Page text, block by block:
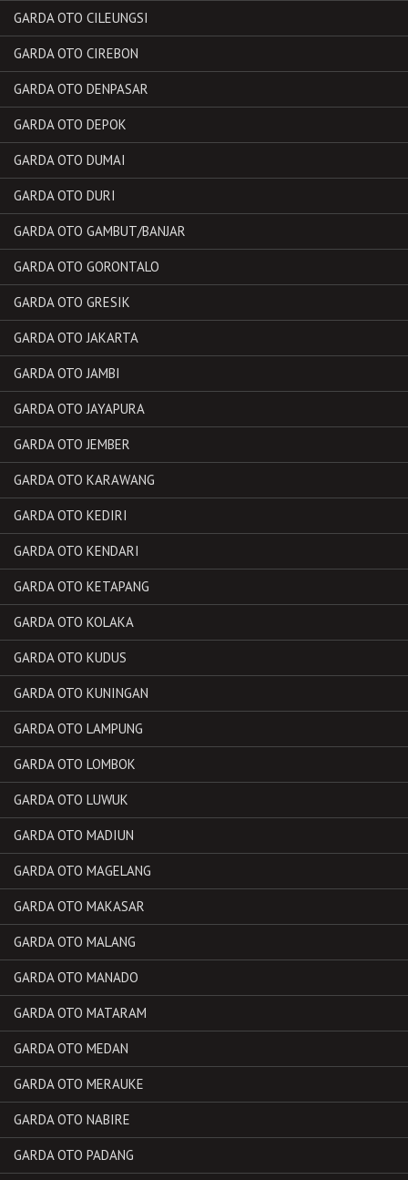
GARDA OTO CILEUNGSI
GARDA OTO CIREBON
GARDA OTO DENPASAR
GARDA OTO DEPOK
GARDA OTO DUMAI
GARDA OTO DURI
GARDA OTO GAMBUT/BANJAR
GARDA OTO GORONTALO
GARDA OTO GRESIK
GARDA OTO JAKARTA
GARDA OTO JAMBI
GARDA OTO JAYAPURA
GARDA OTO JEMBER
GARDA OTO KARAWANG
GARDA OTO KEDIRI
GARDA OTO KENDARI
GARDA OTO KETAPANG
GARDA OTO KOLAKA
GARDA OTO KUDUS
GARDA OTO KUNINGAN
GARDA OTO LAMPUNG
GARDA OTO LOMBOK
GARDA OTO LUWUK
GARDA OTO MADIUN
GARDA OTO MAGELANG
GARDA OTO MAKASAR
GARDA OTO MALANG
GARDA OTO MANADO
GARDA OTO MATARAM
GARDA OTO MEDAN
GARDA OTO MERAUKE
GARDA OTO NABIRE
GARDA OTO PADANG